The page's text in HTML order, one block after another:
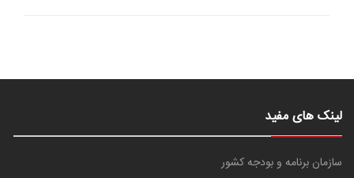
لینک های مفید
سازمان برنامه و بودجه کشور